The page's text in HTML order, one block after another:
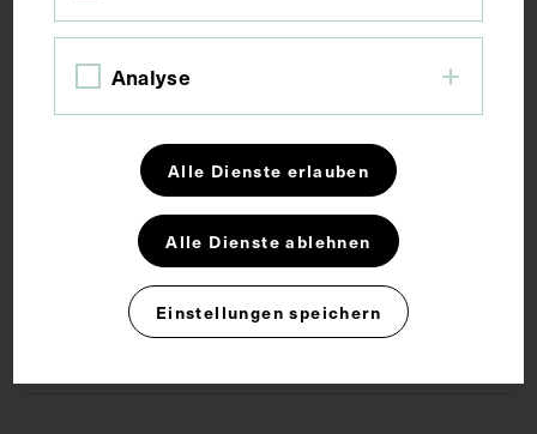
Arterie
Lehrmittel
Oberbauch
Analyse
Alle Dienste erlauben
Alle Dienste ablehnen
Einstellungen speichern